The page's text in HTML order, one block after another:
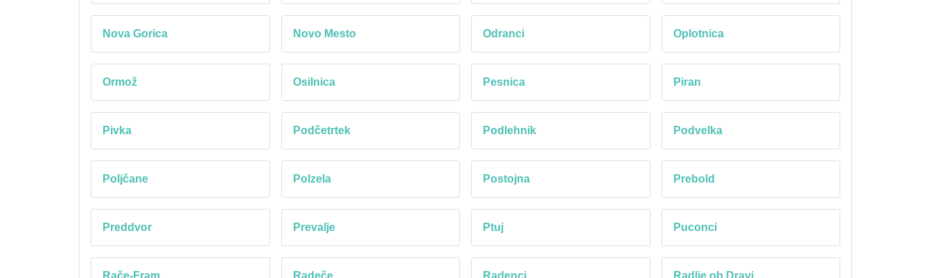
Nova Gorica Novo Mesto Odranci Oplotnica
Ormož Osilnica Pesnica Piran
Pivka Podčetrtek Podlehnik Podvelka
Poljčane Polzela Postojna Prebold
Preddvor Prevalje Ptuj Puconci
Rače-Fram Radeče Radenci Radlje ob Dravi